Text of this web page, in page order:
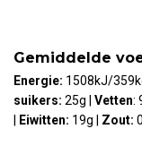
Gemiddelde
Energie: 1508kJ/
suikers: 25g | Vetten:
| Eiwitten: 19g | Zout: